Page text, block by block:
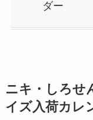
ダー
ニキ・しろせ
イズ入荷カレ